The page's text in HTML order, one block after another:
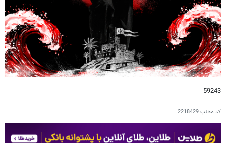
59243
کد مطلب2218429